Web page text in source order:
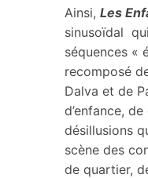
Ainsi, Les
sinusoïdal
séquences «
recomposé
Dalva et de
d’enfance,
désillusions
scène des
de quartier,